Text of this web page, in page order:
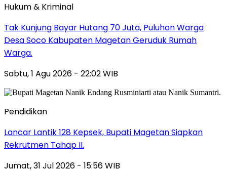
Hukum & Kriminal
Tak Kunjung Bayar Hutang 70 Juta, Puluhan Warga
Desa Soco Kabupaten Magetan Geruduk Rumah
Warga.
Sabtu, 1 Agu 2026 - 22:02 WIB
Pendidikan
Lancar Lantik 128 Kepsek, Bupati Magetan Siapkan
Rekrutmen Tahap II.
Jumat, 31 Jul 2026 - 15:56 WIB